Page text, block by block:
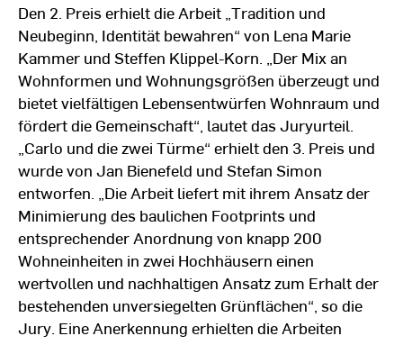
Den 2. Preis erhielt die Arbeit „Tradition und
Neubeginn, Identität bewahren“ von Lena Marie
Kammer und Steffen Klippel-Korn. „Der Mix an
Wohnformen und Wohnungsgrößen überzeugt und
bietet vielfältigen Lebensentwürfen Wohnraum und
fördert die Gemeinschaft“, lautet das Juryurteil.
„Carlo und die zwei Türme“ erhielt den 3. Preis und
wurde von Jan Bienefeld und Stefan Simon
entworfen. „Die Arbeit liefert mit ihrem Ansatz der
Minimierung des baulichen Footprints und
entsprechender Anordnung von knapp 200
Wohneinheiten in zwei Hochhäusern einen
wertvollen und nachhaltigen Ansatz zum Erhalt der
bestehenden unversiegelten Grünflächen“, so die
Jury. Eine Anerkennung erhielten die Arbeiten